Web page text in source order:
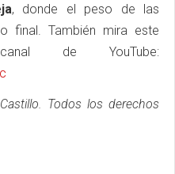
, donde el peso de las
final. También mira este
de YouTube:
Todos los derechos